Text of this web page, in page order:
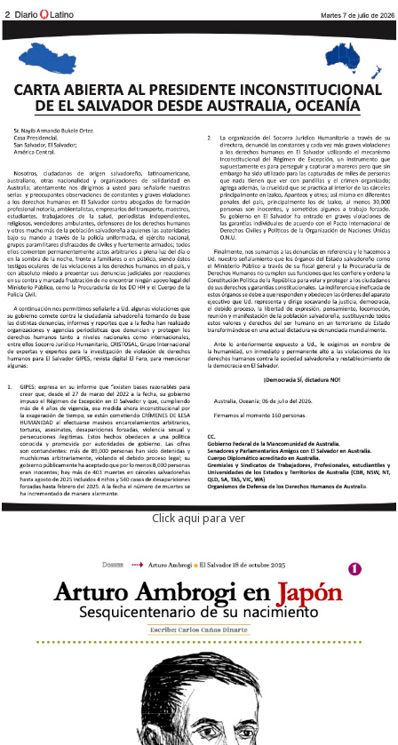
Click aqui para ver